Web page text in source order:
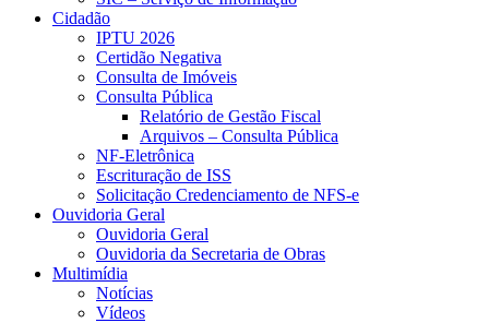
Cidadão
IPTU 2026
Certidão Negativa
Consulta de Imóveis
Consulta Pública
Relatório de Gestão Fiscal
Arquivos – Consulta Pública
NF-Eletrônica
Escrituração de ISS
Solicitação Credenciamento de NFS-e
Ouvidoria Geral
Ouvidoria Geral
Ouvidoria da Secretaria de Obras
Multimídia
Notícias
Vídeos